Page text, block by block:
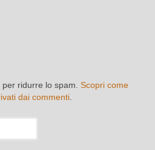
ridurre lo spam. Scopri come
dai commenti